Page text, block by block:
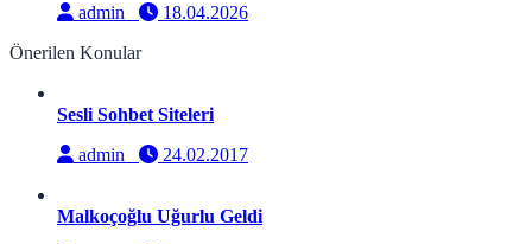
admin
18.04.2026
Önerilen Konular
Sesli Sohbet Siteleri
admin
24.02.2017
Malkoçoğlu Uğurlu Geldi